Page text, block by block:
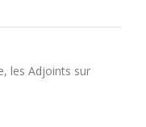
les Adjoints sur